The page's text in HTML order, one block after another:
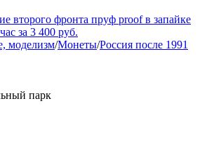
второго фронта пруф proof в запайке
за 3 400 руб.
моделизм/Монеты/Россия после 1991
парк